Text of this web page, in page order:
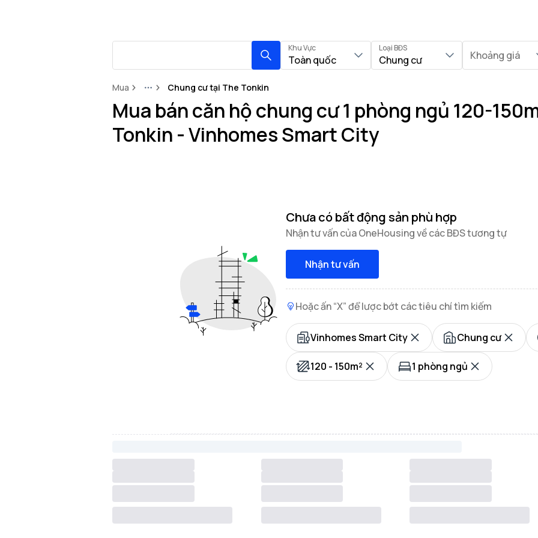
Khu Vực
Toàn quốc
Loại BĐS
Chung cư Khoảng giá
Mua MoreChung cư tại The Tonkin
Mua bán căn hộ chung cư 1 phòng ngủ 120-
Tonkin - Vinhomes Smart City
Chưa có bất động sản phù hợp
Nhận tư vấn của OneHousing về các BĐS tương tự
Nhận tư vấn
Hoặc ấn “X” để lược bớt các tiêu chí tìm kiếm
Vinhomes Smart City Chung cư
120 - 150m² 1 phòng ngủ